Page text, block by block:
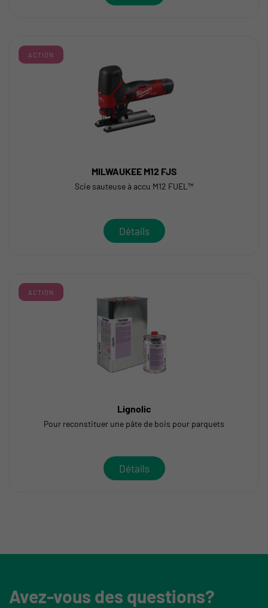
ACTION
MILWAUKEE M12 FJS
Scie sauteuse à accu M12 FUEL™
Détails
ACTION
Lignolic
Pour reconstituer une pâte de bois pour parquets
Détails
Avez-vous des questions?